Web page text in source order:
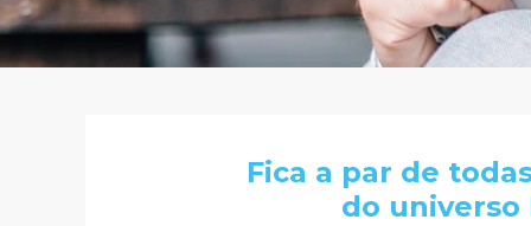
Fica a par de
do universo